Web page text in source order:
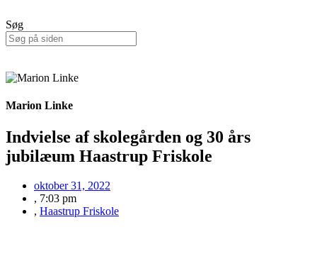
Søg
Marion Linke
Indvielse af skolegården og 30 års
jubilæum Haastrup Friskole
oktober 31, 2022
, 7:03 pm
, Haastrup Friskole